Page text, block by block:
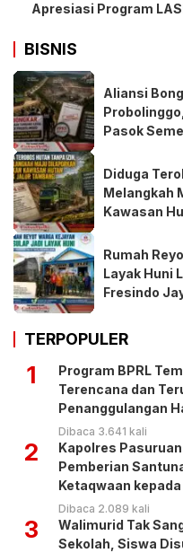
Apresiasi Program
BISNIS
Aliansi
Pasok
Diduga
Melangkah
Kawasan
Rumah
Layak Huni
Fresindo
TERPOPULER
1
Program BPRL
Terencana dan
Penanggulangan
Dibaca 3.641 kali
2
Kapolres
Pemberian
Ketaqwaan
Dibaca 2.089 kali
3
Walimurid Tak
Sekolah, Siswa